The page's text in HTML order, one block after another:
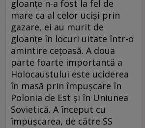
gloanţe n-a fost la fel de
mare ca al celor ucişi prin
gazare, ei au murit de
gloanţe în locuri uitate într-o
amintire ceţoasă. A doua
parte foarte importantă a
Holocaustului este uciderea
în masă prin împuşcare în
Polonia de Est şi în Uniunea
Sovietică. A început cu
împuşcarea, de către SS